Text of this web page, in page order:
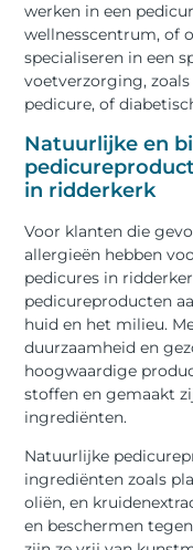
werken in een
wellnesscentrum, of
specialiseren in een
voetverzorging,
pedicure, of
Natuurlijke en
in ridderkerk
Voor klanten die
allergieën hebben
pedicures in
pedicureproducten
huid en het milieu.
duurzaamheid en
hoogwaardige
stoffen en gemaakt
ingrediënten.
Natuurlijke
ingrediënten zoals
oliën, en
en beschermen